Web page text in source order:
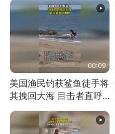
00:09
美国渔民钓获鲨鱼徒手将
其拽回大海 目击者直呼
消息）